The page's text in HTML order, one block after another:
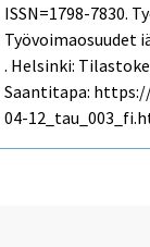
ISSN=1798-7830.
Työvoimaosuudet
. Helsinki:
Saantitapa:
04-